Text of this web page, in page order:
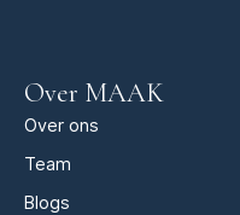
Over MAAK
Over ons
Team
Blogs